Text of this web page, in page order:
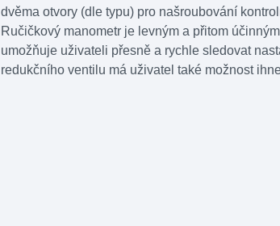
dvěma otvory (dle typu) pro našroubování
Ručičkový manometr je levným a přitom
umožňuje uživateli přesně a rychle sledovat
redukčního ventilu má uživatel také možnost